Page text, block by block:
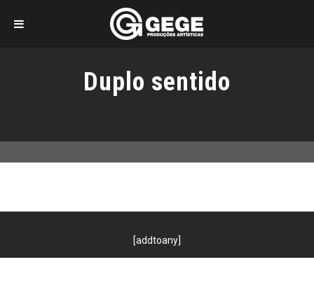
o
Duplo sentido
[addtoany]